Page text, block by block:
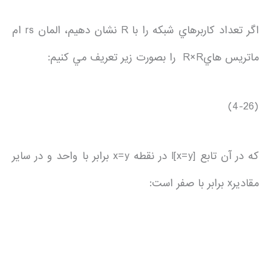
اگر تعداد كاربرهاي شبكه را با R نشان دهيم، المان rs ام
ماتريس هايR×R را بصورت زير تعريف مي كنيم:
(4-26)
كه در آن تابع I[x=y] در نقطه x=y برابر با واحد و در ساير
مقاديرx برابر با صفر است: